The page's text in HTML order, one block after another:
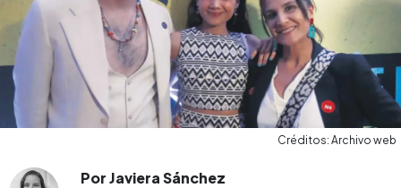
Créditos: Archivo web
Por Javiera Sánchez